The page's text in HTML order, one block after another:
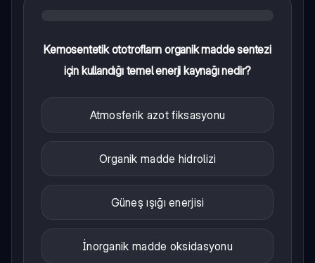
Kemosentetik ototrofların organik madde sentezi
için kullandığı temel enerji kaynağı nedir?
Atmosferik azot fiksasyonu
Organik madde hidrolizi
Güneş ışığı enerjisi
İnorganik madde oksidasyonu